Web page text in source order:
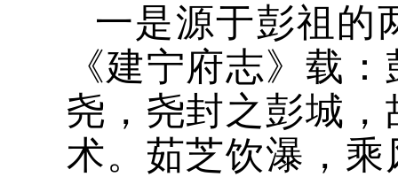
一是源于彭祖的
《建宁府志》载
尧，尧封之彭城
术。茹芝饮瀑，